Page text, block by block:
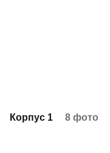
Корпус 1 8 фото